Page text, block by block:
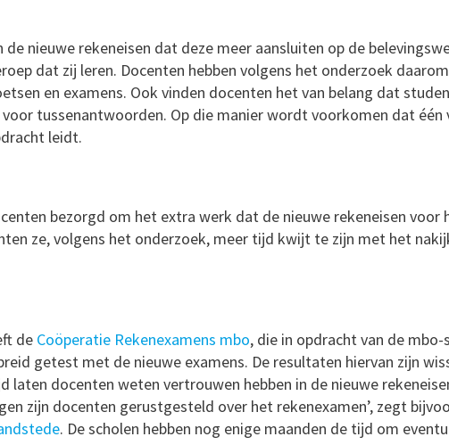
de nieuwe rekeneisen dat deze meer aansluiten op de
dat zij leren. Docenten hebben volgens het onderzoek
en examens. Ook vinden docenten het van belang dat
tussenantwoorden. Op die manier wordt voorkomen dat één
leidt.
bezorgd om het extra werk dat de nieuwe rekeneisen voor
ze, volgens het onderzoek, meer tijd kwijt te zijn met het
de Coöperatie Rekenexamens mbo, die in opdracht van de mbo-
getest met de nieuwe examens. De resultaten hiervan zijn
laten docenten weten vertrouwen hebben in de nieuwe
zijn docenten gerustgesteld over het rekenexamen’, zegt
. De scholen hebben nog enige maanden de tijd om